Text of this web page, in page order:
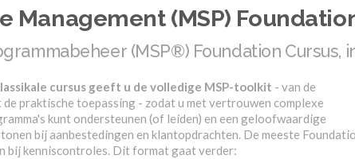
Management (MSP)
(MSP®) Foundation Cursus,
cursus geeft u de volledige MSP-toolkit - van de
praktische toepassing - zodat u met vertrouwen complexe
kunt ondersteunen (of leiden) en een geloofwaardige
bij aanbestedingen en klantopdrachten. De meeste
bij kenniscontroles. Dit format gaat verder: